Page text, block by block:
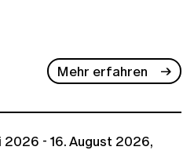
Mehr erfahren
2026 - 16. August 2026,